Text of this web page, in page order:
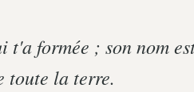
formée ; son nom
toute la terre.